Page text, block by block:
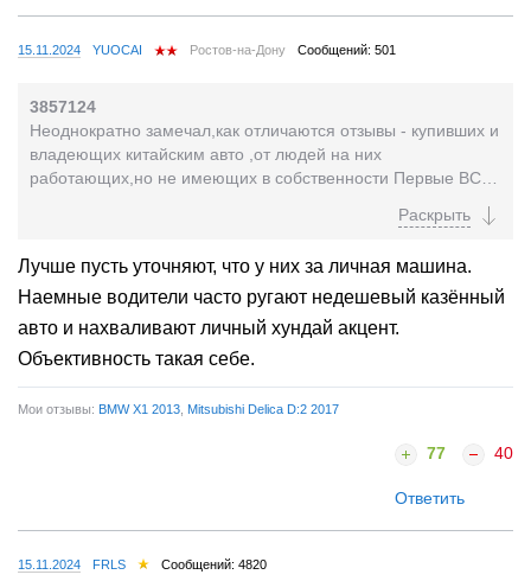
15.11.2024 YUOCAI Ростов-на-Дону Сообщений: 501
3857124
Неоднократно замечал,как отличаются отзывы - купивших и
владеющих китайским авто ,от людей на них
работающих,но не имеющих в собственности Первые ВСЕ
Лучше пусть уточняют, что у них за личная машина.
Наемные водители часто ругают недешевый казённый
авто и нахваливают личный хундай акцент.
Объективность такая себе.
Мои отзывы: BMW X1 2013 Mitsubishi Delica D:2 2017
77 40
Ответить
15.11.2024 FRLS Сообщений: 4820